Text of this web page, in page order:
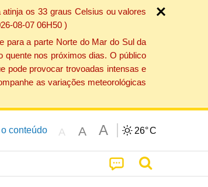
os 33 graus Celsius ou valores
08-07 06H50 )
para a parte Norte do Mar do Sul da
quente nos próximos dias. O público
pode provocar trovoadas intensas e
as variações meteorológicas
conteúdo A A A 26°C